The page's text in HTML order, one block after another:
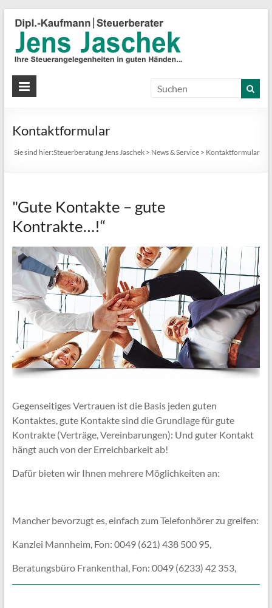
Kontaktformular
Sie sind hier:Steuerberatung Jens Jaschek > News & Service > Kontaktformular
"Gute Kontakte – gute
Kontrakte…!“
Gegenseitiges Vertrauen ist die Basis jeden guten
Kontaktes, gute Kontakte sind die Grundlage für gute
Kontrakte (Verträge, Vereinbarungen): Und guter Kontakt
hängt auch von der Erreichbarkeit ab!
Dafür bieten wir Ihnen mehrere Möglichkeiten an:
Mancher bevorzugt es, einfach zum Telefonhörer zu greifen:
Kanzlei Mannheim, Fon: 0049 (621) 438 500 95,
Beratungsbüro Frankenthal, Fon: 0049 (6233) 42 353,